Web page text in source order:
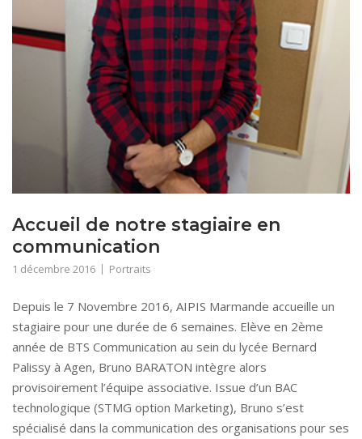
Accueil de notre stagiaire en
communication
1 décembre 2016 Portraits
Depuis le 7 Novembre 2016, AIPIS Marmande accueille un
stagiaire pour une durée de 6 semaines. Elève en 2ème
année de BTS Communication au sein du lycée Bernard
Palissy à Agen, Bruno BARATON intègre alors
provisoirement l’équipe associative. Issue d’un BAC
technologique (STMG option Marketing), Bruno s’est
spécialisé dans la communication des organisations pour ses